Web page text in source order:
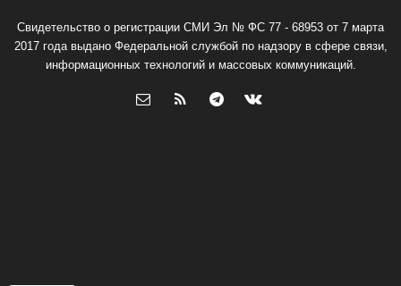
Свидетельство о регистрации СМИ Эл № ФС 77 - 68953 от 7 марта
2017 года выдано Федеральной службой по надзору в сфере связи,
информационных технологий и массовых коммуникаций.